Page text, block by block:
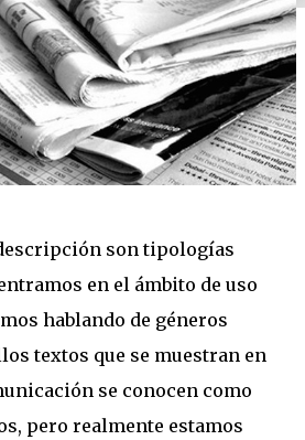
son tipologías
en el ámbito de uso
hablando de géneros
textos que se muestran en
se conocen como
pero realmente estamos